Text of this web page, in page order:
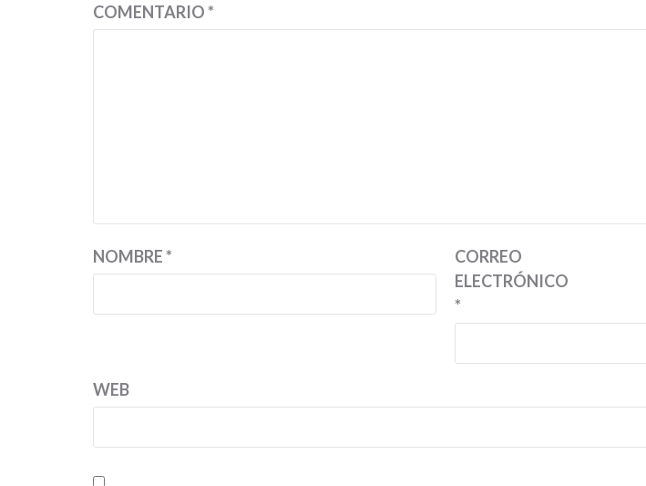
COMENTARIO*
NOMBRE*
CORREO
ELECTRÓNICO
*
WEB